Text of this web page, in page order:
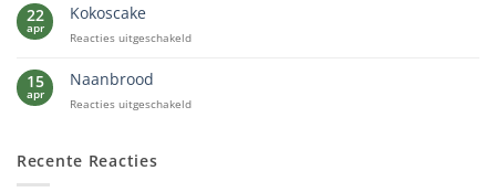
22
apr
Kokoscake
Reacties uitgeschakeldvoor
15
apr
Naanbrood
Reacties uitgeschakeldvoor
Recente Reacties